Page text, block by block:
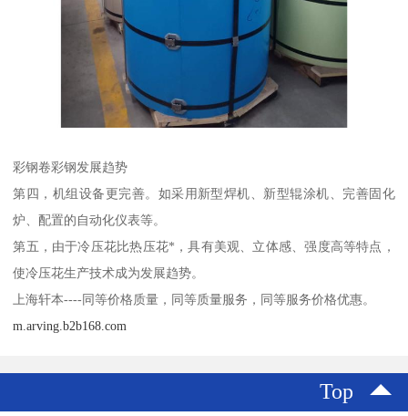
彩钢卷彩钢发展趋势
第四，机组设备更完善。如采用新型焊机、新型辊涂机、完善固化
炉、配置的自动化仪表等。
第五，由于冷压花比热压花*，具有美观、立体感、强度高等特点，
使冷压花生产技术成为发展趋势。
上海轩本----同等价格质量，同等质量服务，同等服务价格优惠。
m.arving.b2b168.com
Top